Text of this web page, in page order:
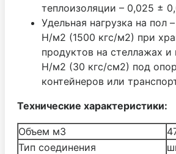
теплоизоляции – 0,025 ±
Удельная нагрузка на пол
Н/м2 (1500 кгс/м2) при
продуктов на стеллажах и
Н/м2 (30 кгс/см2) под
контейнеров или
Технические характеристики:
Объем м3
Тип соединения